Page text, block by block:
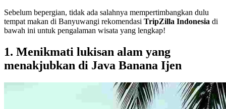
Sebelum bepergian, tidak ada salahnya mempertimbangkan dulu
tempat makan di Banyuwangi rekomendasi TripZilla Indonesia di
bawah ini untuk pengalaman wisata yang lengkap!
1. Menikmati lukisan alam yang
menakjubkan di Java Banana Ijen